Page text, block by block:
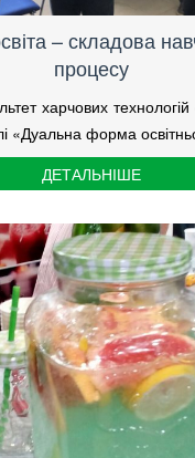
– складова
процесу
харчових
«Дуальна форма
ДЕТАЛЬНІШЕ